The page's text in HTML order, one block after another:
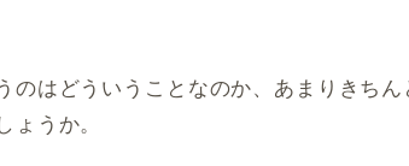
のはどういうことなのか、あまりきちん
ょうか。